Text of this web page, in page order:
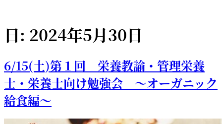
日: 2024年5月30日
6/15(土)第１回 栄養教諭・管理栄養
士・栄養士向け勉強会 ～オーガニック
給食編～